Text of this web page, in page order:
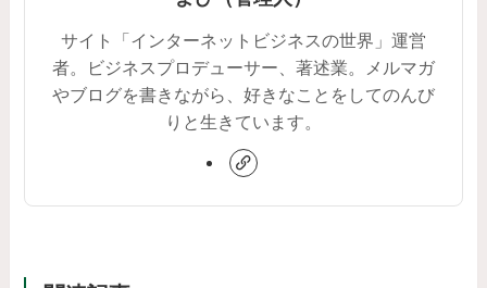
サイト「インターネットビジネスの世界」運営
者。ビジネスプロデューサー、著述業。メルマガ
やブログを書きながら、好きなことをしてのんび
りと生きています。